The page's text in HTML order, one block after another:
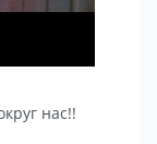
нас!!